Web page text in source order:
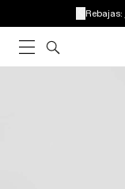
Rebajas: